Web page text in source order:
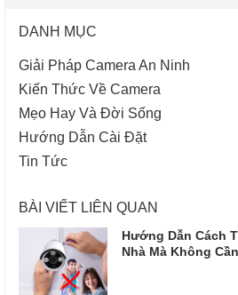
DANH MỤC
Giải Pháp Camera An Ninh
Kiến Thức Về Camera
Mẹo Hay Và Đời Sống
Hướng Dẫn Cài Đặt
Tin Tức
BÀI VIẾT LIÊN QUAN
Hướng Dẫn Cách
Nhà Mà Không